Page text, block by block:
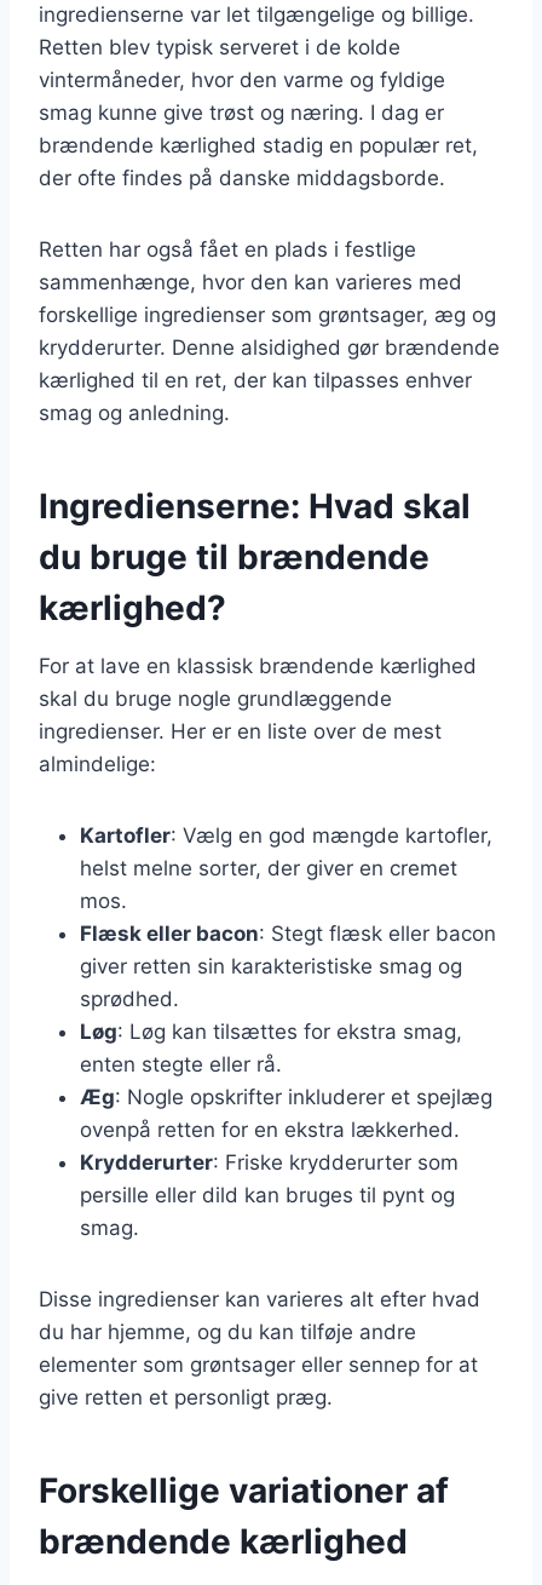
ingredienserne var let tilgængelige og billige.
Retten blev typisk serveret i de kolde
vintermåneder, hvor den varme og fyldige
smag kunne give trøst og næring. I dag er
brændende kærlighed stadig en populær ret,
der ofte findes på danske middagsborde.
Retten har også fået en plads i festlige
sammenhænge, hvor den kan varieres med
forskellige ingredienser som grøntsager, æg og
krydderurter. Denne alsidighed gør brændende
kærlighed til en ret, der kan tilpasses enhver
smag og anledning.
Ingredienserne: Hvad skal
du bruge til brændende
kærlighed?
For at lave en klassisk brændende kærlighed
skal du bruge nogle grundlæggende
ingredienser. Her er en liste over de mest
almindelige:
Kartofler: Vælg en god mængde kartofler,
helst melne sorter, der giver en cremet
mos.
Flæsk eller bacon: Stegt flæsk eller bacon
giver retten sin karakteristiske smag og
sprødhed.
Løg: Løg kan tilsættes for ekstra smag,
enten stegte eller rå.
Æg: Nogle opskrifter inkluderer et spejlæg
ovenpå retten for en ekstra lækkerhed.
Krydderurter: Friske krydderurter som
persille eller dild kan bruges til pynt og
smag.
Disse ingredienser kan varieres alt efter hvad
du har hjemme, og du kan tilføje andre
elementer som grøntsager eller sennep for at
give retten et personligt præg.
Forskellige variationer af
brændende kærlighed